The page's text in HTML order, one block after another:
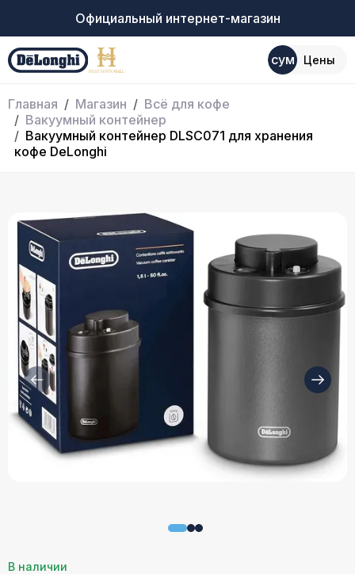
Официальный интернет-магазин
сум Цены
Главная Магазин
Всё для кофе
Вакуумный контейнер
Вакуумный контейнер DLSC071 для хранения
кофе DeLonghi
В наличии